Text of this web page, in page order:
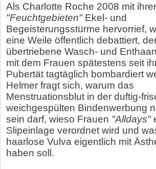
Als Charlotte Roche 2008 mit
"Feuchtgebieten"Ekel- und
Begeisterungsstürme hervorrief,
eine Weile öffentlich debattiert,
übertriebene Wasch- und
mit dem Frauen spätestens seit
Pubertät tagtäglich bombardiert
Helmer fragt sich, warum das
Menstruationsblut in der duftig-
weichgespülten Bindenwerbung
sein darf, wieso Frauen "Alldays"
Slipeinlage verordnet wird und
haarlose Vulva eigentlich mit
haben soll.